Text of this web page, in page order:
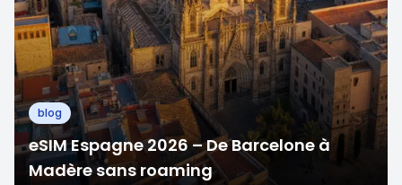
blog
eSIM Espagne 2026 – De Barcelone à
Madère sans roaming